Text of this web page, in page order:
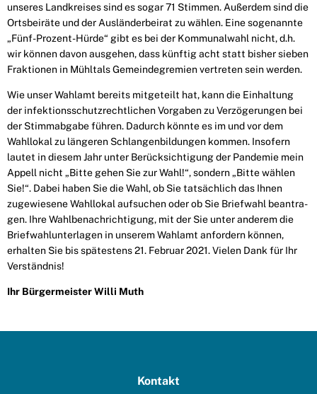
unseres Landkreises sind es sogar 71 Stimmen. Außerdem sind die
Ortsbeiräte und der Ausländerbeirat zu wählen. Eine sogenannte
„Fünf-Prozent-Hürde“ gibt es bei der Kommunalwahl nicht, d.h.
wir können davon ausge­hen, dass künftig acht statt bisher sieben
Fraktionen in Mühltals Gemeindegremien ver­treten sein wer­den.
Wie unser Wahlamt bereits mitgeteilt hat, kann die Einhaltung
der infektionsschutzrechtlichen Vorga­ben zu Verzögerungen bei
der Stimmabgabe führen. Dadurch könnte es im und vor dem
Wahllokal zu längeren Schlangenbildungen kommen. Insofern
lautet in diesem Jahr unter Berücksichtigung der Pan­demie mein
Appell nicht „Bitte gehen Sie zur Wahl!“, sondern „Bitte wählen
Sie!“. Dabei haben Sie die Wahl, ob Sie tatsächlich das Ihnen
zugewiesene Wahllokal aufsuchen oder ob Sie Briefwahl beantra­
gen. Ihre Wahlbenachrichtigung, mit der Sie unter anderem die
Briefwahlunterlagen in unserem Wahl­amt an­fordern können,
erhalten Sie bis spätestens 21. Februar 2021. Vielen Dank für Ihr
Ver­ständnis!
Ihr Bürgermeister Willi Muth
Kontakt